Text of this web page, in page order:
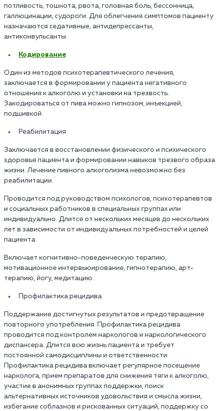
потливость, тошнота, рвота, головная боль, бессонница,
галлюцинации, судороги. Для облегчения симптомов пациенту
назначаются седативные, антидепрессанты,
антиконвульсанты.
Кодирование
Один из методов психотерапевтического лечения,
заключается в формировании у пациента негативного
отношения к алкоголю и установки на трезвость.
Закодироваться от пива можно гипнозом, инъекцией,
подшивкой.
Реабилитация
Заключается в восстановлении физического и психического
здоровья пациента и формировании навыков трезвого образа
жизни. Лечение пивного алкоголизма невозможно без
реабилитации.
Проводится под руководством психологов, психотерапевтов
и социальных работников в специальных группах или
индивидуально. Длится от нескольких месяцев до нескольких
лет в зависимости от индивидуальных потребностей и целей
пациента.
Включает когнитивно-поведенческую терапию,
мотивационное интервьюирование, гипнотерапию, арт-
терапию, йогу, медитацию.
Профилактика рецидива.
Поддержание достигнутых результатов и предотвращение
повторного употребления. Профилактика рецидива
проводится под контролем наркологов и наркологического
диспансера. Длится всю жизнь пациента и требует
постоянной самодисциплины и ответственности.
Профилактика рецидива включает регулярное посещение
нарколога, прием препаратов для снижения тяги к алкоголю,
участие в анонимных группах поддержки, поиск
альтернативных источников удовольствия и смысла жизни,
избегание соблазнов и рискованных ситуаций, поддержку со